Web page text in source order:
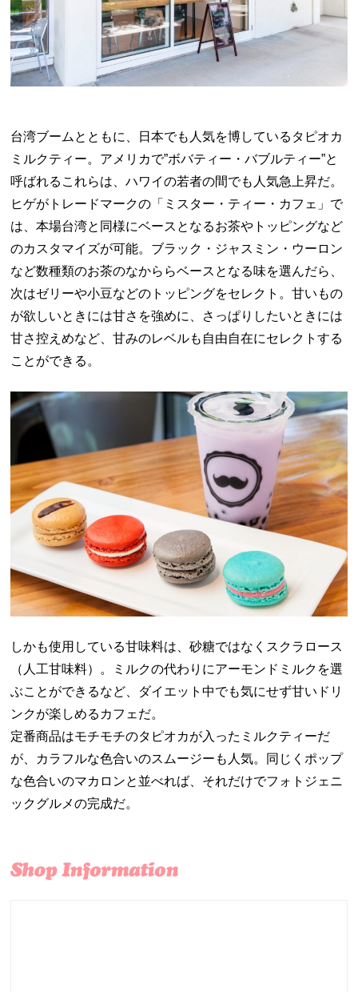
台湾ブームとともに、日本でも人気を博しているタピオカ
ミルクティー。アメリカで”ボバティー・バブルティー”と
呼ばれるこれらは、ハワイの若者の間でも人気急上昇だ。
ヒゲがトレードマークの「ミスター・ティー・カフェ」で
は、本場台湾と同様にベースとなるお茶やトッピングなど
のカスタマイズが可能。ブラック・ジャスミン・ウーロン
など数種類のお茶のなかららベースとなる味を選んだら、
次はゼリーや小豆などのトッピングをセレクト。甘いもの
が欲しいときには甘さを強めに、さっぱりしたいときには
甘さ控えめなど、甘みのレベルも自由自在にセレクトする
ことができる。
しかも使用している甘味料は、砂糖ではなくスクラロース
（人工甘味料）。ミルクの代わりにアーモンドミルクを選
ぶことができるなど、ダイエット中でも気にせず甘いドリ
ンクが楽しめるカフェだ。
定番商品はモチモチのタピオカが入ったミルクティーだ
が、カラフルな色合いのスムージーも人気。同じくポップ
な色合いのマカロンと並べれば、それだけでフォトジェニ
ックグルメの完成だ。